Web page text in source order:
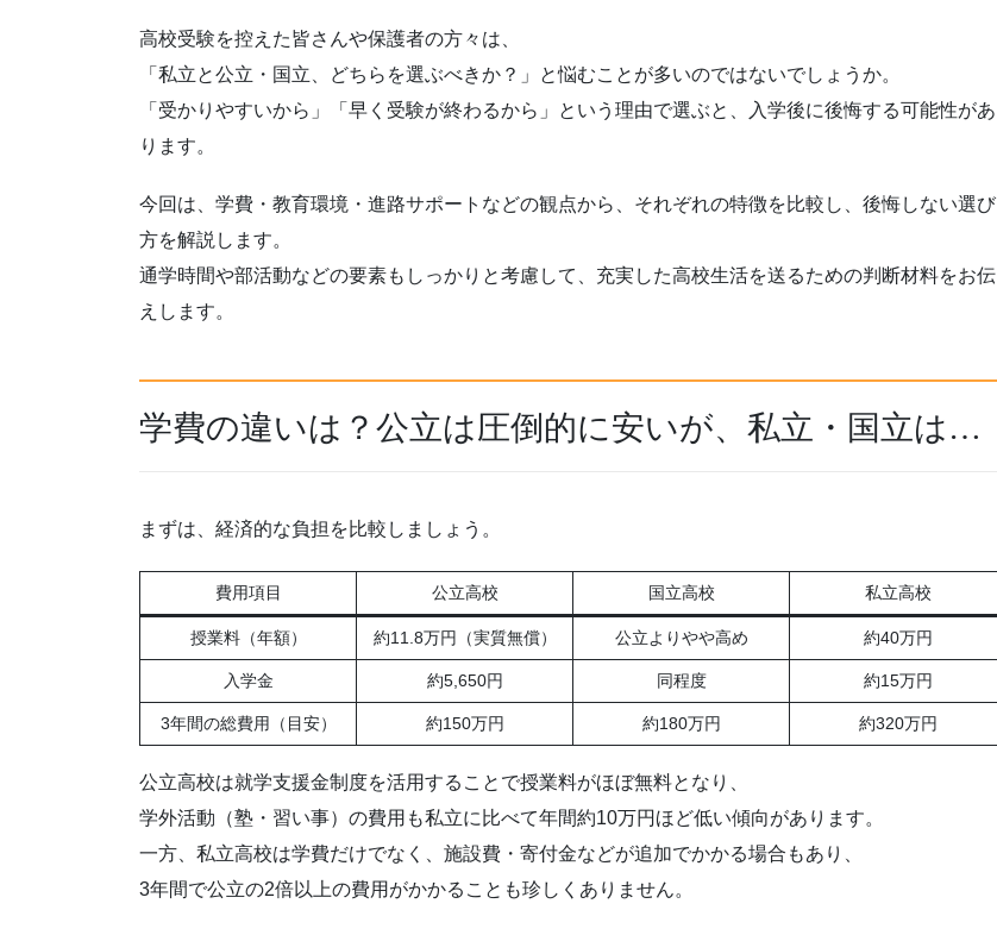
高校受験を控えた皆さんや保護者の方々は、
「私立と公立・国立、どちらを選ぶべきか？」と悩むことが多いのではないでしょうか。
「受かりやすいから」「早く受験が終わるから」という理由で選ぶと、入学後に後悔する可能性があ
ります。
今回は、学費・教育環境・進路サポートなどの観点から、それぞれの特徴を比較し、後悔しない選び
方を解説します。
通学時間や部活動などの要素もしっかりと考慮して、充実した高校生活を送るための判断材料をお伝
えします。
学費の違いは？公立は圧倒的に安いが、私立・国立は…
まずは、経済的な負担を比較しましょう。
費用項目 公立高校 国立高校 私立高校
授業料（年額） 約11.8万円（実質無償） 公立よりやや高め 約40万円
入学金 約5,650円 同程度 約15万円
3年間の総費用（目安） 約150万円 約180万円 約320万円
公立高校は就学支援金制度を活用することで授業料がほぼ無料となり、
学外活動（塾・習い事）の費用も私立に比べて年間約10万円ほど低い傾向があります。
一方、私立高校は学費だけでなく、施設費・寄付金などが追加でかかる場合もあり、
3年間で公立の2倍以上の費用がかかることも珍しくありません。